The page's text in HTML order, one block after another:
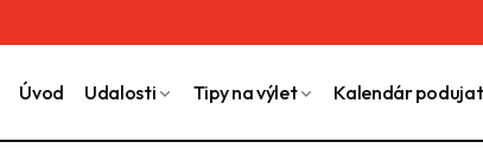
Úvod Udalosti Tipy na výlet Kalendár